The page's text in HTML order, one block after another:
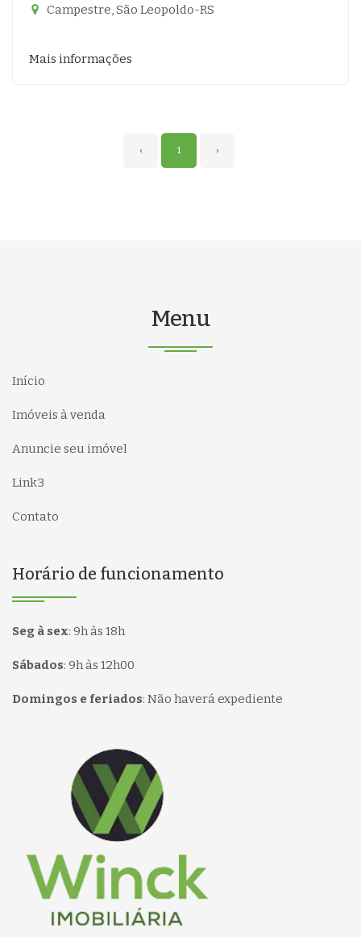
Campestre, São Leopoldo-RS
Mais informações
‹ 1 ›
Menu
Início
Imóveis à venda
Anuncie seu imóvel
Link3
Contato
Horário de funcionamento
Seg à sex: 9h às 18h
Sábados: 9h às 12h00
Domingos e feriados: Não haverá expediente
Página inicial